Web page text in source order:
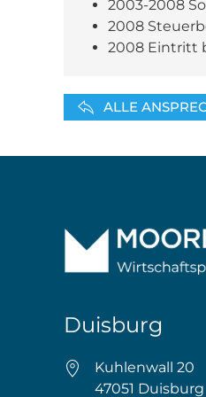
2003-2008
2008
2008 Eintritt
ALLE
Duisburg
Kuhlenwall 20
47051 Duisburg